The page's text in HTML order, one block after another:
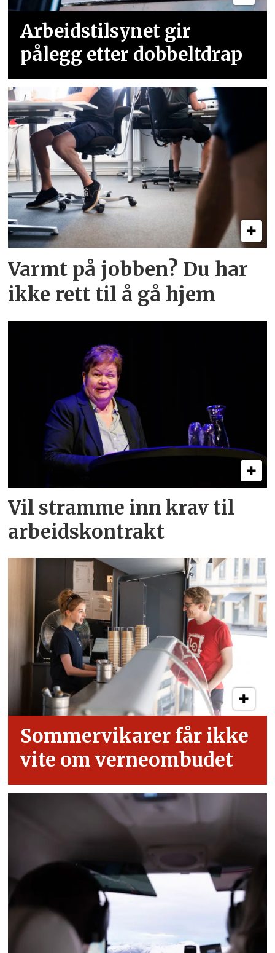
Arbeidstilsynet gir
pålegg etter dobbeltdrap
Varmt på jobben? Du har
ikke rett til å gå hjem
Vil stramme inn krav til
arbeids­kontrakt
Sommervikarer får ikke
vite om verneombudet